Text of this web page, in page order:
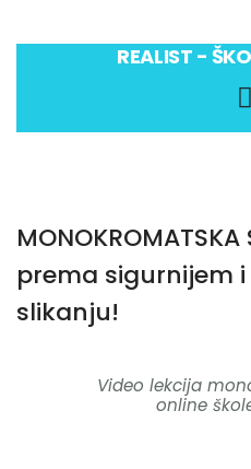
Paintings for sale
REALIST -
prema sigurnijem
slikanju!
Video lekcija
online